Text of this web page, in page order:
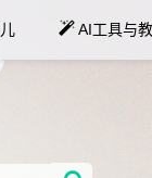
AI工具与